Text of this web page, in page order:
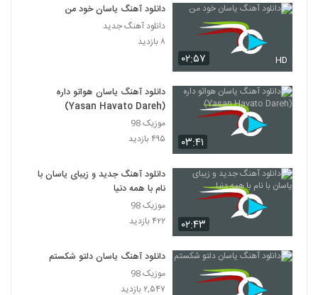
۰۲:۵۷ HD
دانلود آهنگ یاسان خود من
دانلود آهنگ جدید
۸ بازدید
۰۳:۴۱
دانلود آهنگ یاسان هواتو داره
(Yasan Havato Dareh)
موزیک 98
۴۹۵ بازدید
۰۲:۴۳
دانلود آهنگ جدید و زیبای یاسان با
نام با همه دنیا
موزیک 98
۴۲۲ بازدید
دانلود آهنگ یاسان دلتو شکستم
موزیک 98
۲,۵۴۷ بازدید